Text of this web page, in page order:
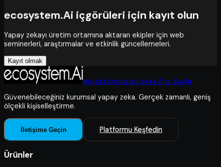
ecosystem.Ai içgörüleri için kayıt olun
Yapay zekayı üretim ortamına aktaran ekipler için web
seminerleri, araştırmalar ve etkinlik güncellemeleri.
Kayıt olmak
ekosistem.yapay zeka Ana Sayfa
Güvenebileceğiniz kurumsal yapay zeka. Gerçek zamanlı, geniş
ölçekli kişiselleştirme.
İletişime Geçin Platformu Keşfedin
Ürünler